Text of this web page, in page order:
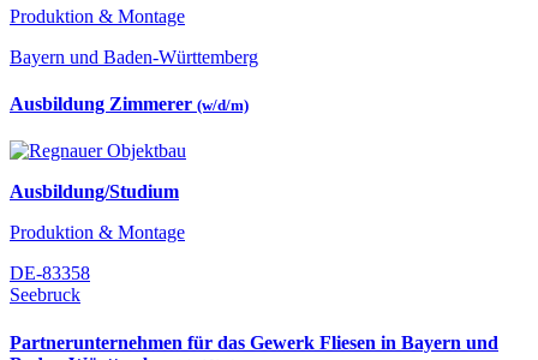
Produktion & Montage
Bayern und Baden-Württemberg
Ausbildung Zimmerer (w/d/m)
Ausbildung/Studium
Produktion & Montage
DE-83358
Seebruck
Partnerunternehmen für das Gewerk Fliesen in Bayern und